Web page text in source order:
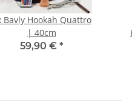
Bavly Hookah Quattro
| 40cm
59,90 € *